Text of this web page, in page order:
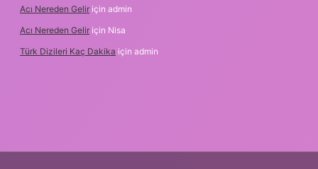
Acı Nereden Gelir için admin
Acı Nereden Gelir için Nisa
Türk Dizileri Kaç Dakika için admin